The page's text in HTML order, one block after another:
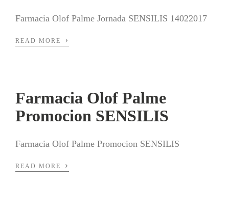
Farmacia Olof Palme Jornada SENSILIS 14022017
READ MORE ›
Farmacia Olof Palme
Promocion SENSILIS
Farmacia Olof Palme Promocion SENSILIS
READ MORE ›